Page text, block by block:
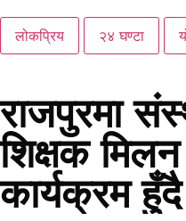
लोकप्रिय २४ घण्टा
राजपुरमा
शिक्षक
कार्यक्रम हुँदै